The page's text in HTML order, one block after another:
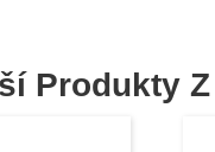
Produkty